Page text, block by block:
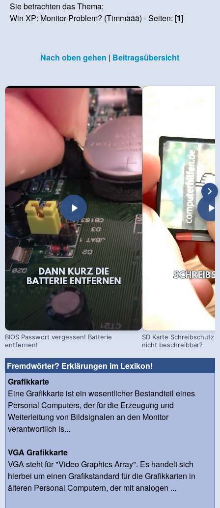
Sie betrachten das Thema:
Win XP: Monitor-Problem? (Timmäää) - Seiten: [1]
Nach oben gehen | Beitragsübersicht
BIOS Passwort vergessen! Batterie
entfernen!
SD Karte Schreibschutz
nicht beschreibbar?
Fremdwörter? Erklärungen im Lexikon!
Grafikkarte
Eine Grafikkarte ist ein wesentlicher Bestandteil eines
Personal Computers, der für die Erzeugung und
Weiterleitung von Bildsignalen an den Monitor
verantwortlich is...
VGA Grafikkarte
VGA steht für "Video Graphics Array". Es handelt sich
hierbei um einen Grafikstandard für die Grafikkarten in
älteren Personal Computern, der mit analogen ...